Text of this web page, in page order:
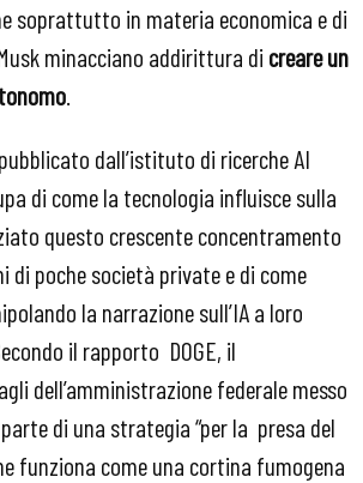
soprattutto in materia economica e di
minacciano addirittura di creare un
dall’istituto di ricerche AI
di come la tecnologia influisce sulla
questo crescente concentramento
di poche società private e di come
la narrazione sull’IA a loro
il rapporto DOGE, il
dell’amministrazione federale messo
di una strategia “per la presa del
funziona come una cortina fumogena